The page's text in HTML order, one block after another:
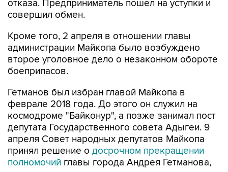
Кроме того, 2 апреля в отношении главы
второе уголовное дело о незаконном обороте
боеприпасов.
Гетманов был избран главой Майкопа в
космодроме "Байконур", а позже занимал пост
депутата Государственного совета Адыгеи. 9
апреля Совет народных депутатов Майкопа
принял решение одосрочном прекращении
полномочийглавы города Андрея Гетманова,
находящегося под следствием.